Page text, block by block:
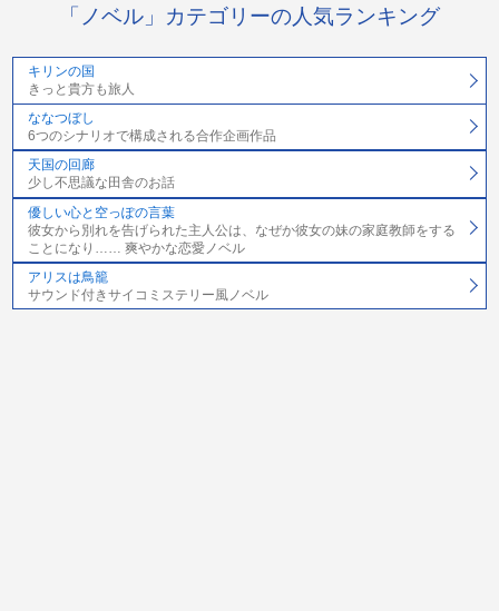
「ノベル」カテゴリーの人気ランキング
キリンの国
きっと貴方も旅人
ななつぼし
6つのシナリオで構成される合作企画作品
天国の回廊
少し不思議な田舎のお話
優しい心と空っぽの言葉
彼女から別れを告げられた主人公は、なぜか彼女の妹の家庭教師をする
ことになり…… 爽やかな恋愛ノベル
アリスは鳥籠
サウンド付きサイコミステリー風ノベル